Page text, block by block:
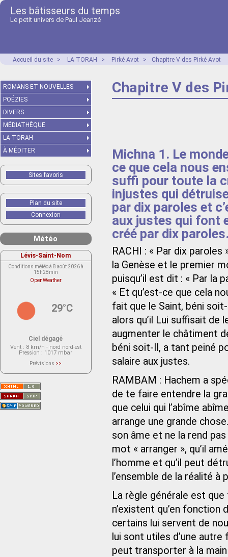
Les bâtisseurs du temps
Le petit univers de Paul Jeanzé
Accueil du site > LA TORAH > Pirké Avot > Chapitre V des Pirké Avot
Chapitre V des
Michna 1. Le
ce que cela nous
suffi pour toute la
injustes qui
par dix paroles et
aux justes qui font
créé par dix
RACHI : « Par dix
la Genèse et le premier
puisqu’il est dit : « Par la
« Et qu’est-ce que cela
fait que le Saint, béni
alors qu’il Lui suffisait de
augmenter le châtiment
béni soit-Il, a tant peiné
salaire aux justes.
RAMBAM : Hachem a
de te faire entendre la
que celui qui l’abîme
arrange une grande
son âme et ne la rend
mot « arranger », qu’il
l’homme et qu’il peut
l’ensemble de la réalité
La règle générale est
n’existent qu’en fonction
certains lui servent de
lui sont utiles d’une
peut transporter à la
ROMANS ET NOUVELLES
POÉZIES
DIVERS
MÉDIATHÈQUE
LA TORAH
À MÉDITER
Sites favoris
Plan du site
Connexion
Météo
Lévis-Saint-Nom
Conditions météo à 8 août 2026 à
15h28min
OpenWeather
29°C
Ciel dégagé
Vent : 8 km/h - nord nord-est
Pression : 1017 mbar
Prévisions >>
actuellement aucune prévision
Saint-Nom.
Veuillez consulter le message du
service ci-dessous.
(401 - Invalid API key. Please see
https://openweathermap.org/faq#error401